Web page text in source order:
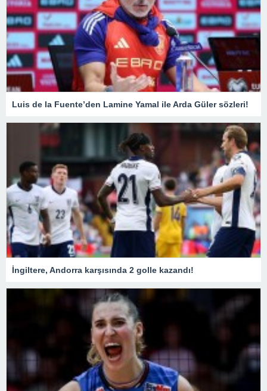
Luis de la Fuente’den Lamine Yamal ile Arda Güler sözleri!
İngiltere, Andorra karşısında 2 golle kazandı!